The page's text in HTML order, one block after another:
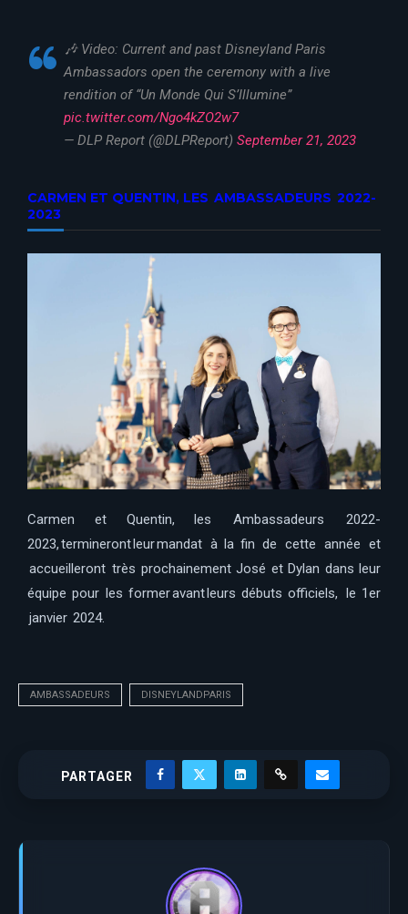
🎶 Video: Current and past Disneyland Paris
Ambassadors open the ceremony with a live
rendition of “Un Monde Qui S’Illumine”
pic.twitter.com/Ngo4kZO2w7
— DLP Report (@DLPReport) September 21, 2023
CARMEN ET QUENTIN, LES AMBASSADEURS 2022-
2023
Carmen et Quentin, les Ambassadeurs 2022-
2023, termineront leur mandat à la fin de cette année et
accueilleront très prochainement José et Dylan dans leur
équipe pour les former avant leurs débuts officiels, le 1er
janvier 2024.
AMBASSADEURS DISNEYLANDPARIS
PARTAGER